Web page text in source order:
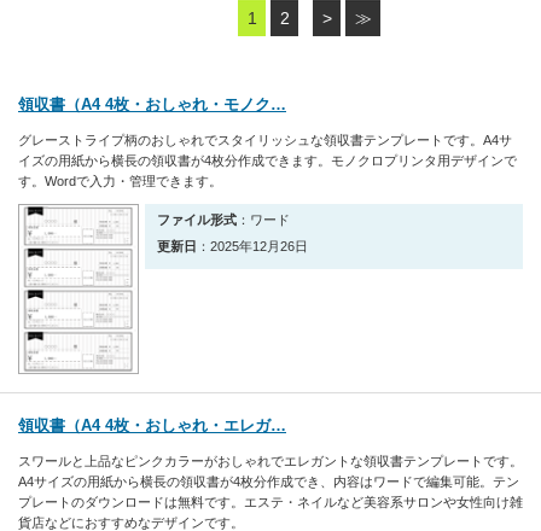
1 2 > ≫
領収書（A4 4枚・おしゃれ・モノク…
グレーストライプ柄のおしゃれでスタイリッシュな領収書テンプレートです。A4サ
イズの用紙から横長の領収書が4枚分作成できます。モノクロプリンタ用デザインで
す。Wordで入力・管理できます。
ファイル形式 ：ワード
更新日 ：2025年12月26日
領収書（A4 4枚・おしゃれ・エレガ…
スワールと上品なピンクカラーがおしゃれでエレガントな領収書テンプレートです。
A4サイズの用紙から横長の領収書が4枚分作成でき、内容はワードで編集可能。テン
プレートのダウンロードは無料です。エステ・ネイルなど美容系サロンや女性向け雑
貨店などにおすすめなデザインです。